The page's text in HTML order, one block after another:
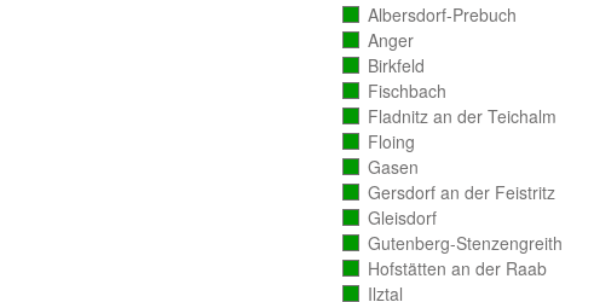
Albersdorf-Prebuch
(vollständig
ausgezählt)
Anger
(vollständig
ausgezählt)
Birkfeld
(vollständig
ausgezählt)
Fischbach
(vollständig
ausgezählt)
Fladnitz an der Teichalm
(vollständig
ausgezählt)
Floing
(vollständig
ausgezählt)
Gasen
(vollständig
ausgezählt)
Gersdorf an der Feistritz
(vollständig
ausgezählt)
Gleisdorf
(vollständig
ausgezählt)
Gutenberg-Stenzengreith
(vollständig
ausgezählt)
Hofstätten an der Raab
(vollständig
ausgezählt)
Ilztal
(vollständig